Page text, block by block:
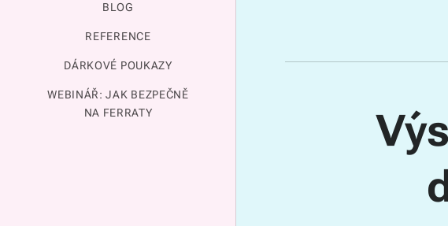
BLOG
REFERENCE
DÁRKOVÉ POUKAZY
WEBINÁŘ: JAK BEZPEČNĚ
NA FERRATY